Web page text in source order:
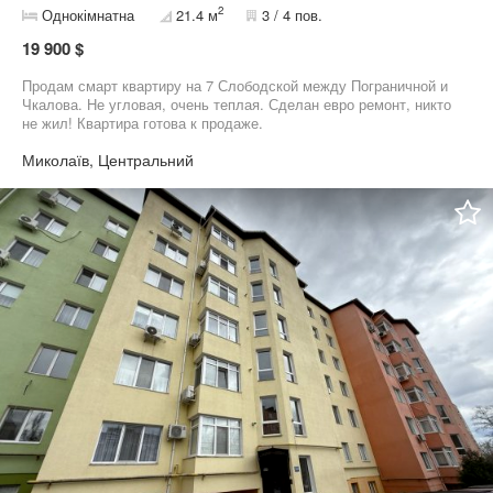
Однокімнатна 21.4 м2 3 / 4 пов.
19 900 $
Продам смарт квартиру на 7 Слободской между Пограничной и
Чкалова. Не угловая, очень теплая. Сделан евро ремонт, никто
не жил! Квартира готова к продаже.
Миколаїв, Центральний